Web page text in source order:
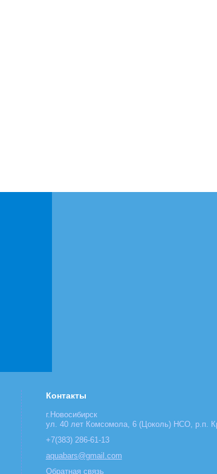
Контакты
г.Новосибирск
ул. 40 лет Комсомола, 6 (Цоколь) НСО, р.п.
+7(383) 286-61-13
aquabars@gmail.com
Обратная связь